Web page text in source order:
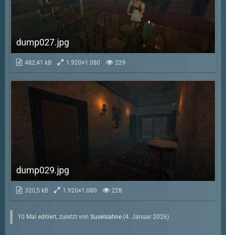
dump027.jpg
482,41 kB 1.920×1.080 229
dump029.jpg
320,5 kB 1.920×1.080 228
10 Mal editiert, zuletzt von Suselsahne (4. Januar 2026)